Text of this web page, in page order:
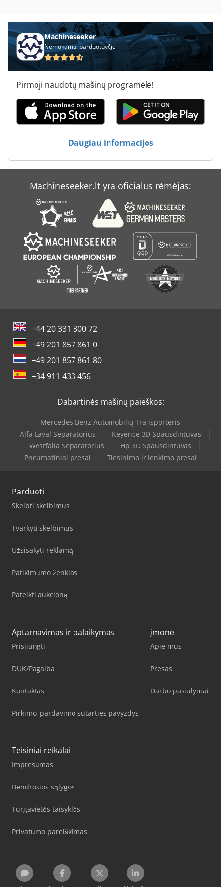
Įrankis Ir Pjautuvas Malūnėlis
Machineseeker
Nemokamai parduotuvėje
Pirmoji naudotų mašinų programėlė!
Daugiau informacijos
Machineseeker.lt yra oficialus rėmėjas:
+44 20 331 800 72
+49 201 857 861 0
+49 201 857 861 80
+34 911 433 456
Dabartinės mašinų paieškos:
Mercedes Benz Automobilių Transporteris
Alfa Laval Separatorius
Keyence 3D Spausdintuvas
Westfalia Separatorius
Hp 3D Spausdintuvas
Pneumatiniai presai
Tiesinimo ir lenkimo presai
Parduoti
Skelbti skelbimus
Tvarkyti skelbimus
Užsisakyti reklamą
Patikimumo ženklas
Pateikti aukcioną
Aptarnavimas ir palaikymas
Prisijungti
DUK/Pagalba
Kontaktas
Pirkimo–pardavimo sutarties pavyzdys
įmonė
Apie mus
Presas
Darbo pasiūlymai
Teisiniai reikalai
Impresumas
Bendrosios sąlygos
Turgavietės taisyklės
Privatumo pareiškimas